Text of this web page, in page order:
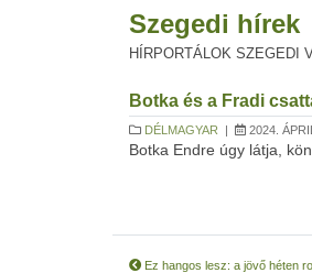
Szegedi hírek
HÍRPORTÁLOK SZEGEDI
Botka és a Fradi
DÉLMAGYAR | 2024.
Botka Endre úgy látja,
Ez hangos lesz: a jövő héten